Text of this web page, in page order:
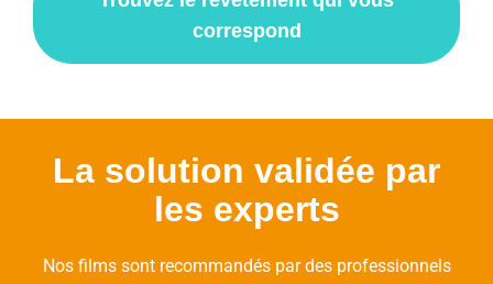
correspond
La solution validée par
les experts
Nos films sont recommandés par des professionnels